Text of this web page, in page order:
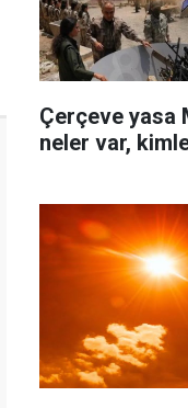
Çerçeve yasa
neler var,